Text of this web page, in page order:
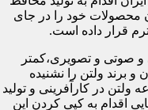
محصولات خود را در جای
قرار داده است.
و صوتی و تصویری،کمتر
برند ولتن را نشنیده
ولتن در کارآفرینی و تولید
اقدام به کپی کردن این